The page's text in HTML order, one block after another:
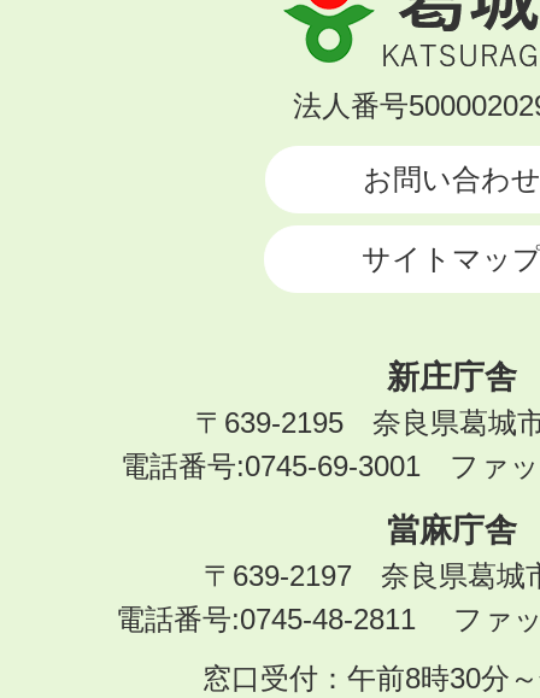
城
市
KATSURAGI
法人番号
お問い合わせ
サイトマッ
新庄庁舎
〒639-2195 奈良県葛城
電話番号:0745-69-3001 ファ
當麻庁舎
〒639-2197 奈良県葛城
電話番号:0745-48-2811 ファ
窓口受付：午前8時30分